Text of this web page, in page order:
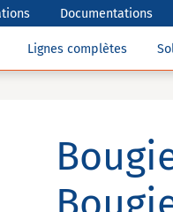
Documentations
Lignes complètes